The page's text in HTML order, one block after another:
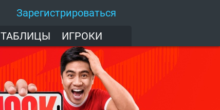
Зарегистрироваться
ТАБЛИЦЫ ИГРОКИ